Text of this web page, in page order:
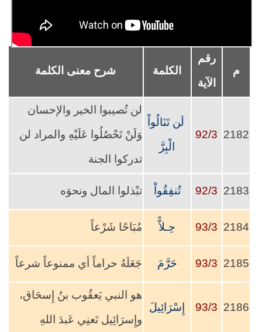
م
رقم
الآية
الكلمة شرح معنى الكلمة
2182
92/3
‏ لَن تَنَالُواْ
الْبِرَّ
لن تُصيبوا الخير والإحسان
وَلَنْ تَحْصُلُوا عَلَيْهِ والمراد لن
تدركوا الجنة
2183
92/3 تُنفِقُواْ تبْذلوا المال ونحوَه
2184
93/3 حِـلاًّ مُبَاحًا شَرْعاً
2185
93/3 حَرَّمَ جَعَلَهُ حراماً أي ممنوعاً شرعاً
2186
93/3 إِسْرَائِيلَ
هو النبي ‏يَعقُوب‏ بنُ إِسحَاق،
وإِسرَائِيل تَعنِي عَبدَ اللهِ